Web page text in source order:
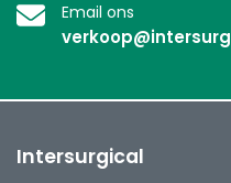
Email ons
Intersurgical